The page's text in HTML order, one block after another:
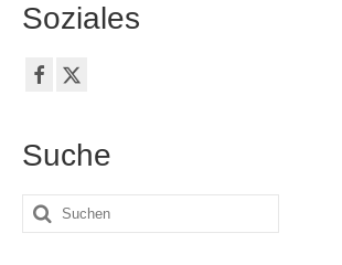
Soziales
Suche
Suche